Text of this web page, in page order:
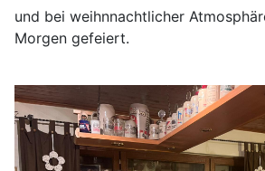
und bei weihnnachtlicher
Morgen gefeiert.